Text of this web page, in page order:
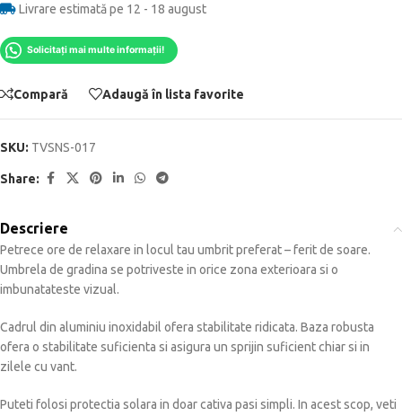
Livrare estimată pe 12 - 18 august
Solicitați mai multe informații!
Compară Adaugă în lista favorite
SKU: TVSNS-017
Share:
Descriere
Petrece ore de relaxare in locul tau umbrit preferat – ferit de soare.
Umbrela de gradina se potriveste in orice zona exterioara si o
imbunatateste vizual.
Cadrul din aluminiu inoxidabil ofera stabilitate ridicata. Baza robusta
ofera o stabilitate suficienta si asigura un sprijin suficient chiar si in
zilele cu vant.
Puteti folosi protectia solara in doar cativa pasi simpli. In acest scop, veti